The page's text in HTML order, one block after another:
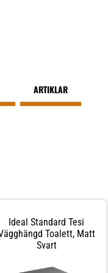
ARTIKLAR
Ideal Standard Tesi
Toalett, Matt
Svart